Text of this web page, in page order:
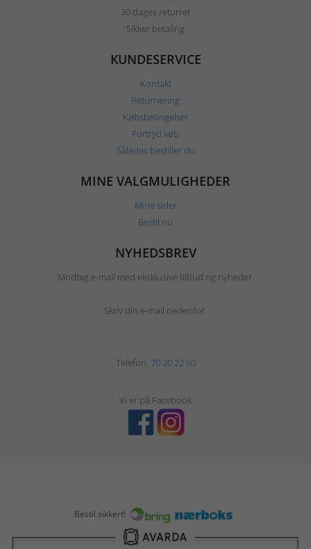
30 dages returret
Sikker betaling
KUNDESERVICE
Kontakt
Returnering
Købsbetingelser
Fortryd køb
Således bestiller du
MINE VALGMULIGHEDER
Mine sider
Bestil nu
NYHEDSBREV
Modtag e-mail med eksklusive tilbud og nyheder.
Skriv din e-mail nedenfor.
Telefon: 70 20 22 50
Vi er på Facebook
Bestil sikkert!